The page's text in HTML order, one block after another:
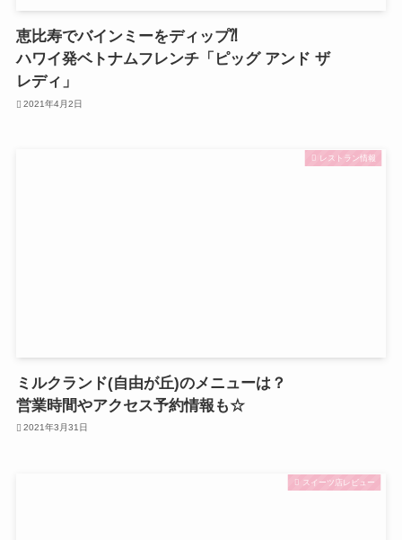
恵比寿でバインミーをディップ⁈
ハワイ発ベトナムフレンチ「ピッグ アンド ザ
レディ」
2021年4月2日
レストラン情報
ミルクランド(自由が丘)のメニューは？
営業時間やアクセス予約情報も☆
2021年3月31日
スイーツ店レビュー